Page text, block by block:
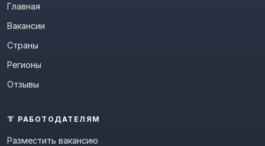
Главная
Вакансии
Страны
Регионы
Отзывы
👔 РАБОТОДАТЕЛЯМ
Разместить вакансию